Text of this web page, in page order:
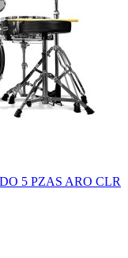
5 PZAS ARO CLR